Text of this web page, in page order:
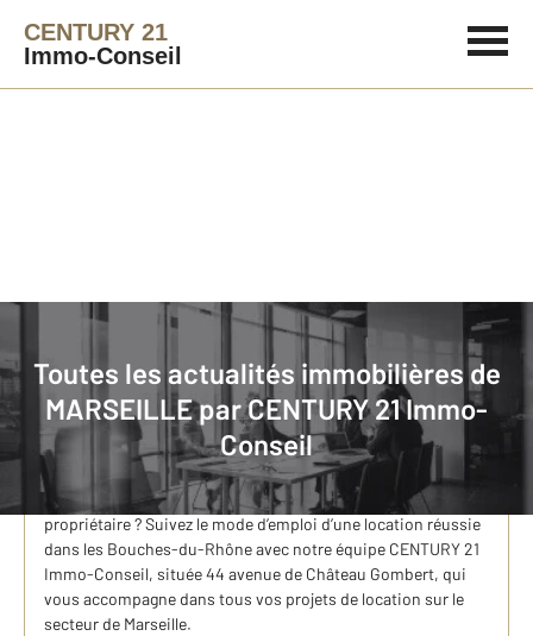
CENTURY 21
Immo-Conseil
Toutes les actualités immobilières de
MARSEILLE parCENTURY 21 Immo-
Conseil
Actualités immobilières à MARSEILLE
Location immobilière à Marseille avec votre agence
CENTURY 21 Immo-Conseil
Vous souhaitez louer un appartement sur Marseille pour
découvrir la cité phocéenne avant d’investir en tant que
propriétaire ? Suivez le mode d’emploi d’une location réussie
dans les Bouches-du-Rhône avec notre équipe CENTURY 21
Immo-Conseil, située 44 avenue de Château Gombert, qui
vous accompagne dans tous vos projets de location sur le
secteur de Marseille.